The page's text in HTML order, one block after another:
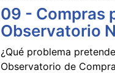
09 - Compras
Observatorio
¿Qué problema
Observatorio de